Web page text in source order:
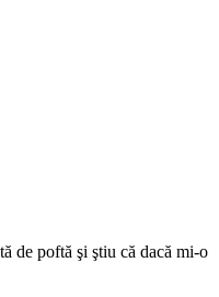
de poftă şi ştiu că dacă mi-o